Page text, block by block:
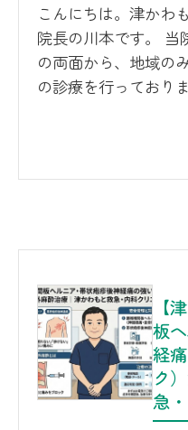
こんにちは。津かわ
院長の川本です。 当
の両面から、地域の
の診療を行っており
【
板
経
ク
急